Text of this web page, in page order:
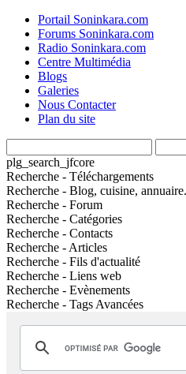
Portail Soninkara.com
Forums Soninkara.com
Radio Soninkara.com
Centre Multimédia
Blogs
Galeries
Nous Contacter
Plan du site
plg_search_jfcore
Recherche - Téléchargements
Recherche - Blog, cuisine,
Recherche - Forum
Recherche - Catégories
Recherche - Contacts
Recherche - Articles
Recherche - Fils d'actualité
Recherche - Liens web
Recherche - Evènements
Recherche - Tags Avancées